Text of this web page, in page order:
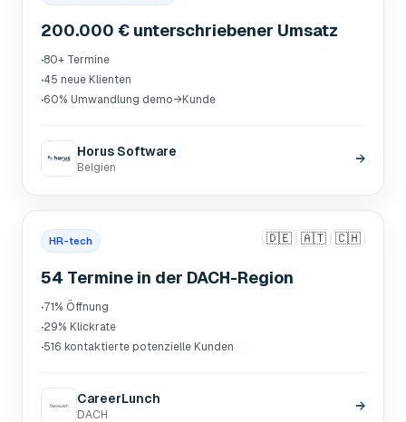
200.000 € unterschriebener Umsatz
·80+ Termine
·45 neue Klienten
·60% Umwandlung demo→Kunde
Horus Software
Belgien
→
HR-tech 🇩🇪 🇦🇹 🇨🇭
54 Termine in der DACH-Region
·71% Öffnung
·29% Klickrate
·516 kontaktierte potenzielle Kunden
CareerLunch
DACH
→